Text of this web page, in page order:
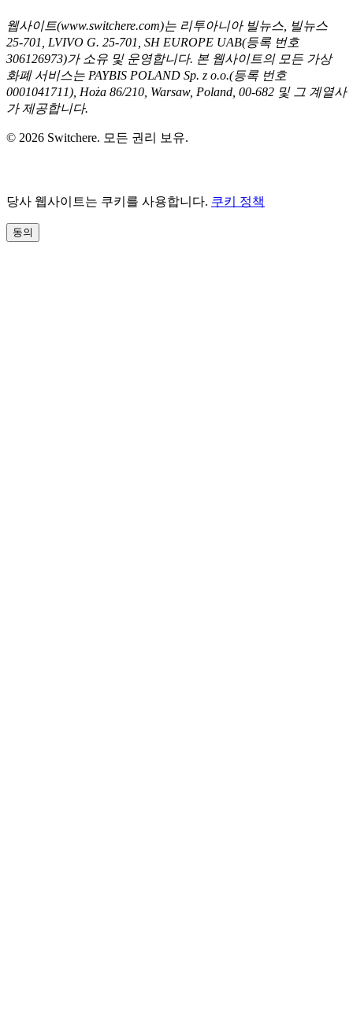
웹사이트(www.switchere.com)는 리투아니아 빌뉴스, 빌뉴스
25-701, LVIVO G. 25-701, SH EUROPE UAB(등록 번호
306126973)가 소유 및 운영합니다. 본 웹사이트의 모든 가상
화폐 서비스는 PAYBIS POLAND Sp. z o.o.(등록 번호
0001041711), Hoża 86/210, Warsaw, Poland, 00-682 및 그 계열사
가 제공합니다.
© 2026 Switchere. 모든 권리 보유.
당사 웹사이트는 쿠키를 사용합니다. 쿠키 정책
동의